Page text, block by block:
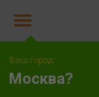
Ваш город:
Москва?